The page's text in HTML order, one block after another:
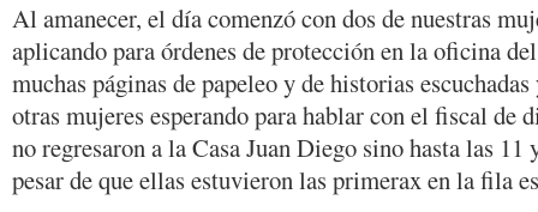
Al amanecer, el día comenzó con dos de nuestras
aplicando para órdenes de protección en la oficina
muchas páginas de papeleo y de historias
otras mujeres esperando para hablar con el fiscal de
no regresaron a la Casa Juan Diego sino hasta las 11
pesar de que ellas estuvieron las primerax en la fila